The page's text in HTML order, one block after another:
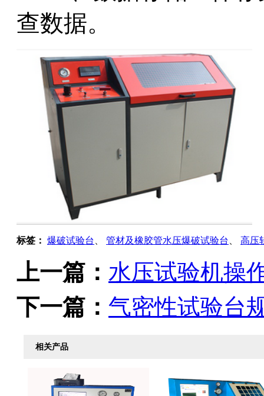
查数据。
标签： 爆破试验台 、 管材及橡胶管水压爆破试验台 、 高压
上一篇： 水压试验机操
下一篇： 气密性试验台
相关产品